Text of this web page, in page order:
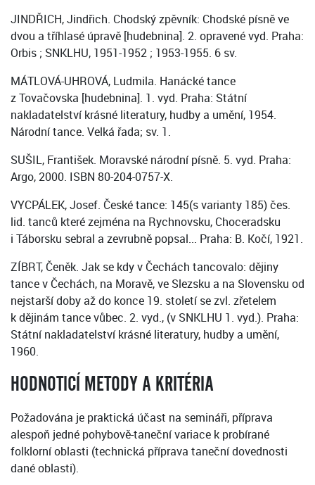
JINDŘICH, Jindřich. Chodský zpěvník: Chodské písně ve
dvou a tříhlasé úpravě [hudebnina]. 2. opravené vyd. Praha:
Orbis ; SNKLHU, 1951-1952 ; 1953-1955. 6 sv.
MÁTLOVÁ-UHROVÁ, Ludmila. Hanácké tance
z Tovačovska [hudebnina]. 1. vyd. Praha: Státní
nakladatelství krásné literatury, hudby a umění, 1954.
Národní tance. Velká řada; sv. 1.
SUŠIL, František. Moravské národní písně. 5. vyd. Praha:
Argo, 2000. ISBN 80-204-0757-X.
VYCPÁLEK, Josef. České tance: 145(s varianty 185) čes.
lid. tanců které zejména na Rychnovsku, Choceradsku
i Táborsku sebral a zevrubně popsal... Praha: B. Kočí, 1921.
ZÍBRT, Čeněk. Jak se kdy v Čechách tancovalo: dějiny
tance v Čechách, na Moravě, ve Slezsku a na Slovensku od
nejstarší doby až do konce 19. století se zvl. zřetelem
k dějinám tance vůbec. 2. vyd., (v SNKLHU 1. vyd.). Praha:
Státní nakladatelství krásné literatury, hudby a umění,
1960.
HODNOTICÍ METODY A KRITÉRIA
Požadována je praktická účast na semináři, příprava
alespoň jedné pohybově-taneční variace k probírané
folklorní oblasti (technická příprava taneční dovednosti
dané oblasti).